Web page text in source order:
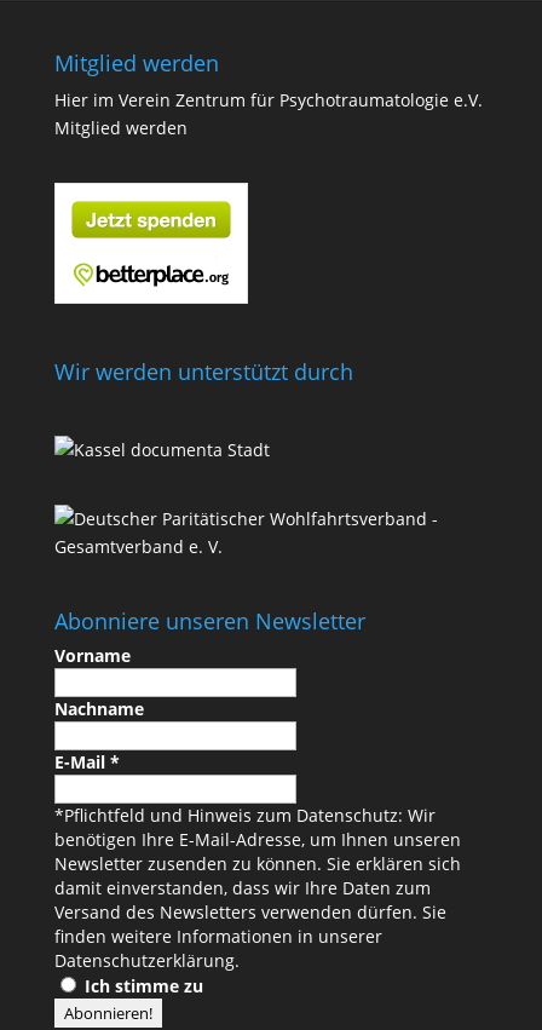
Mitglied werden
Hier im Verein Zentrum für Psychotraumatologie e.V.
Mitglied werden
Wir werden unterstützt durch
Abonniere unseren Newsletter
Vorname
Nachname
E-Mail *
*Pflichtfeld und Hinweis zum Datenschutz: Wir
benötigen Ihre E-Mail-Adresse, um Ihnen unseren
Newsletter zusenden zu können. Sie erklären sich
damit einverstanden, dass wir Ihre Daten zum
Versand des Newsletters verwenden dürfen. Sie
finden weitere Informationen in unserer
Datenschutzerklärung.
Ich stimme zu